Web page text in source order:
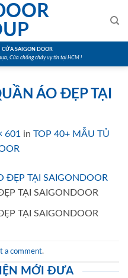
CỬA SAIGON DOOR
Cửa chống cháy uy tín tại HCM !
ÁO ĐẸP TẠI
601 in TOP 40+ MẪU TỦ
TẠI SAIGONDOOR
TẠI SAIGONDOOR
a comment.
MỚI ĐƯA